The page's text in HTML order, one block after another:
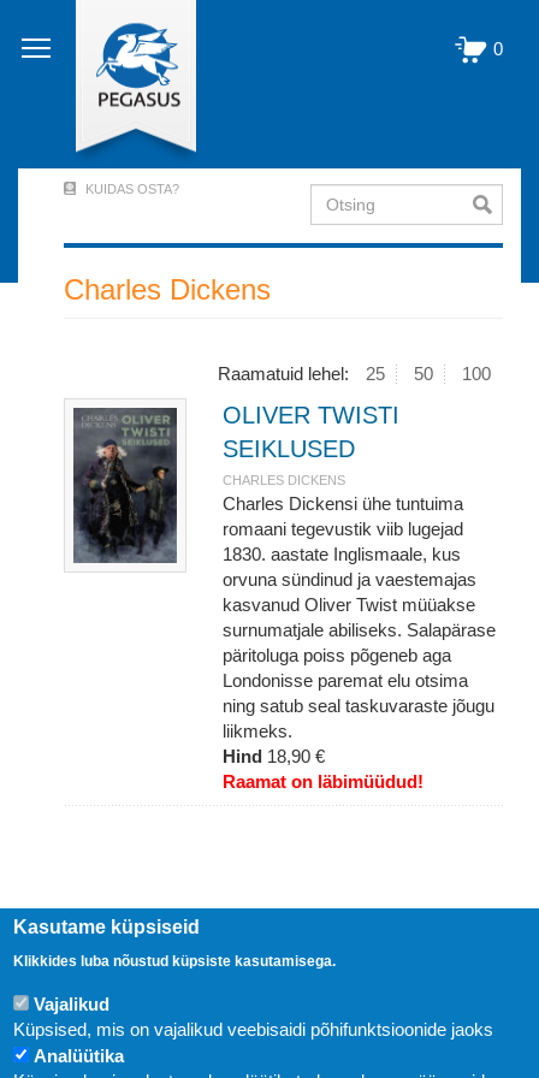
edasi
põhisisu
0
Account
Menu
KUIDAS OSTA? Otsing
Charles Dickens
Raamatuid lehel: 25 50 100
OLIVER TWISTI
SEIKLUSED
CHARLES DICKENS
Charles Dickensi ühe tuntuima
romaani tegevustik viib lugejad
1830. aastate Inglismaale, kus
orvuna sündinud ja vaestemajas
kasvanud Oliver Twist müüakse
surnumatjale abiliseks. Salapärase
päritoluga poiss põgeneb aga
Londonisse paremat elu otsima
ning satub seal taskuvaraste jõugu
liikmeks.
Hind 18,90 €
Raamat on läbimüüdud!
Kasutame küpsiseid
Klikkides luba nõustud küpsiste kasutamisega.
Vajalikud
Küpsised, mis on vajalikud veebisaidi põhifunktsioonide jaoks
Analüütika